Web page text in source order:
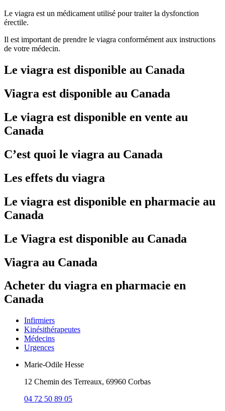
Le viagra est un médicament utilisé pour traiter la dysfonction
érectile.
Il est important de prendre le viagra conformément aux instructions
de votre médecin.
Le viagra est disponible au Canada
Viagra est disponible au Canada
Le viagra est disponible en vente au
Canada
C’est quoi le viagra au Canada
Les effets du viagra
Le viagra est disponible en pharmacie au
Canada
Le Viagra est disponible au Canada
Viagra au Canada
Acheter du viagra en pharmacie en
Canada
Infirmiers
Kinésithérapeutes
Médecins
Urgences
Marie-Odile Hesse
12 Chemin des Terreaux, 69960 Corbas
04 72 50 89 05